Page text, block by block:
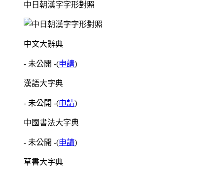
中日朝漢字字形對照
中文大辭典
- 未公開 -(申請)
漢語大字典
- 未公開 -(申請)
中國書法大字典
- 未公開 -(申請)
草書大字典